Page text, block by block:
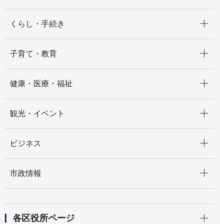
くらし・手続き
子育て・教育
健康・医療・福祉
観光・イベント
ビジネス
市政情報
各区役所ページ